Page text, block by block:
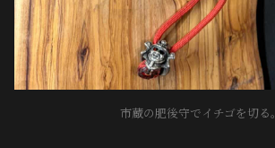
市蔵の肥後守でイチゴを切る。